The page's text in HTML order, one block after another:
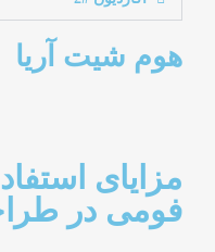
هوم شیت آریا
مزایای
فومی در